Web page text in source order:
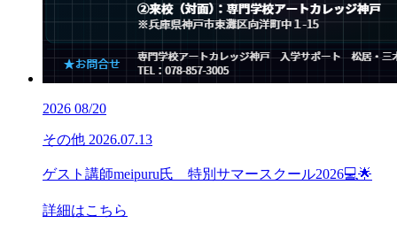
2026 08/20
その他 2026.07.13
ゲスト講師meipuru氏 特別サマースクール2026💻🌟
詳細はこちら